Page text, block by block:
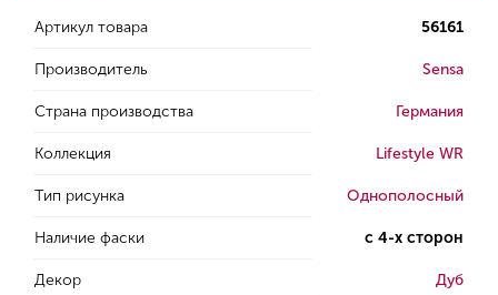
Артикул товара 56161
Производитель Sensa
Страна производства Германия
Коллекция Lifestyle WR
Тип рисунка Однополосный
Наличие фаски с 4-х сторон
Декор Дуб